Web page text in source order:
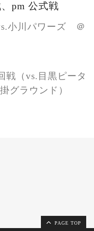
pm 公式戦
小川パワーズ ＠
戦 （vs.目黒ピータ
グラウンド）
PAGE TOP